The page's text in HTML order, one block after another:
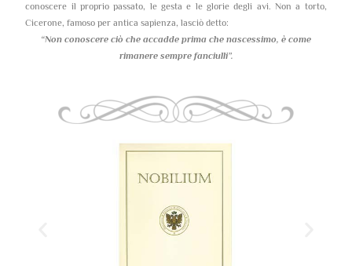
conoscere il proprio passato, le gesta e le glorie degli avi. Non a torto,
Cicerone, famoso per antica sapienza, lasciò detto:
“Non conoscere ciò che accadde prima che nascessimo, è come
rimanere sempre fanciulli”.